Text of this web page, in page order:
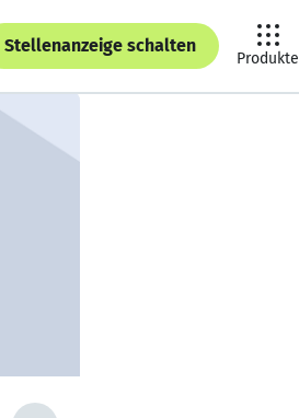
Stellenanzeige schalten
Produkte